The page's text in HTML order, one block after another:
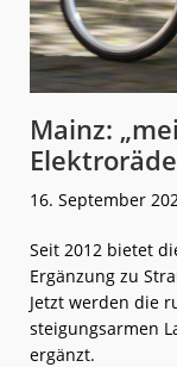
Mainz:
16. September
Seit 2012 bietet
Ergänzung zu
Jetzt werden die
steigungsarmen
ergänzt.